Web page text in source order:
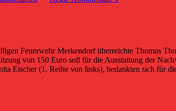
Feuerwehr Merkendorf überreichte Thomas
von 150 Euro soll für die Ausstattung der
Eischer (1. Reihe von links), bedankten sich für